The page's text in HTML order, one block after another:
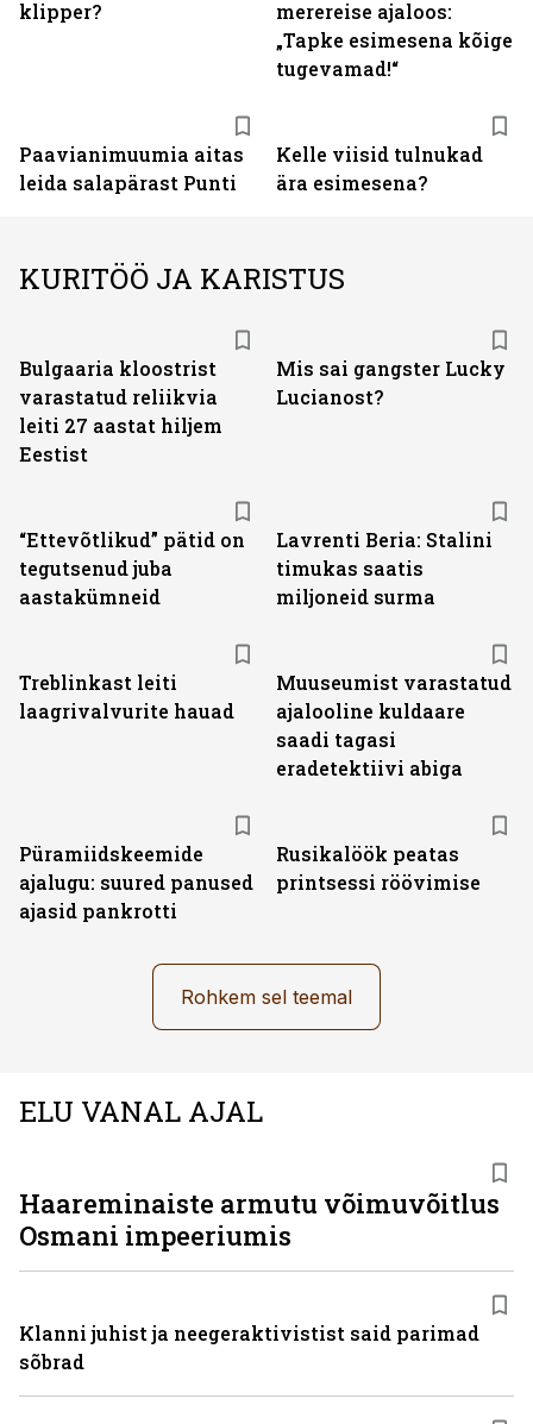
klipper?
merereise ajaloos:
„Tapke esimesena kõige
tugevamad!“
Paavianimuumia aitas
leida salapärast Punti
Kelle viisid tulnukad
ära esimesena?
KURITÖÖ JA KARISTUS
Bulgaaria kloostrist
varastatud reliikvia
leiti 27 aastat hiljem
Eestist
Mis sai gangster Lucky
Lucianost?
“Ettevõtlikud” pätid on
tegutsenud juba
aastakümneid
Lavrenti Beria: Stalini
timukas saatis
miljoneid surma
Treblinkast leiti
laagrivalvurite hauad
Muuseumist varastatud
ajalooline kuldaare
saadi tagasi
eradetektiivi abiga
Püramiidskeemide
ajalugu: suured panused
ajasid pankrotti
Rusikalöök peatas
printsessi röövimise
Rohkem sel teemal
ELU VANAL AJAL
Haareminaiste armutu võimuvõitlus
Osmani impeeriumis
Klanni juhist ja neegeraktivistist said parimad
sõbrad